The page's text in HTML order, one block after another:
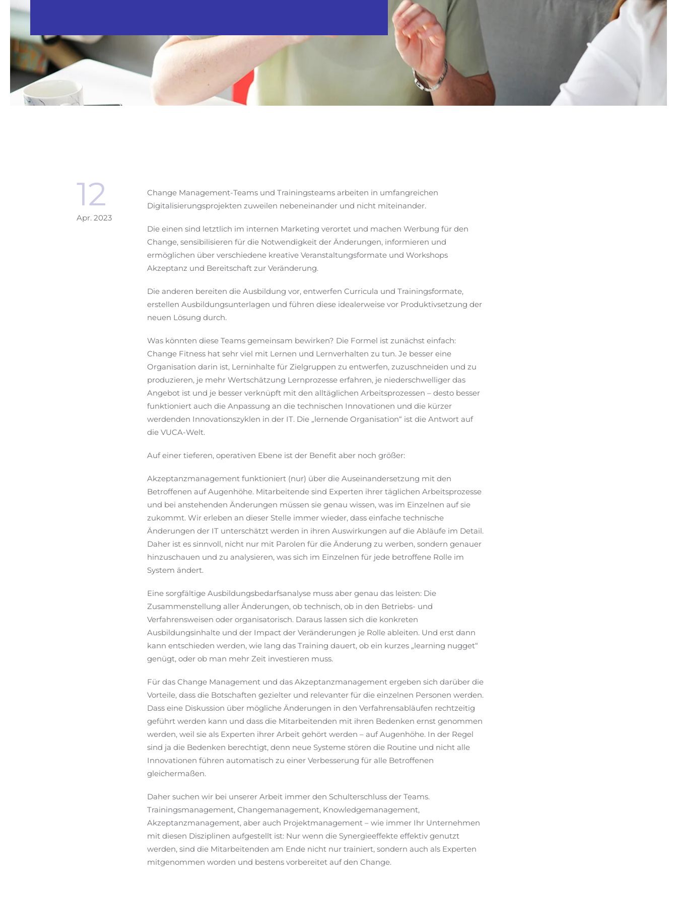
12
Apr. 2023
Change Management-Teams und Trainingsteams arbeiten in umfangreichen
Digitalisierungsprojekten zuweilen nebeneinander und nicht miteinander.
Die einen sind letztlich im internen Marketing verortet und machen Werbung für den
Change, sensibilisieren für die Notwendigkeit der Änderungen, informieren und
ermöglichen über verschiedene kreative Veranstaltungsformate und Workshops
Akzeptanz und Bereitschaft zur Veränderung.
Die anderen bereiten die Ausbildung vor, entwerfen Curricula und Trainingsformate,
erstellen Ausbildungsunterlagen und führen diese idealerweise vor Produktivsetzung der
neuen Lösung durch.
Was könnten diese Teams gemeinsam bewirken? Die Formel ist zunächst einfach:
Change Fitness hat sehr viel mit Lernen und Lernverhalten zu tun. Je besser eine
Organisation darin ist, Lerninhalte für Zielgruppen zu entwerfen, zuzuschneiden und zu
produzieren, je mehr Wertschätzung Lernprozesse erfahren, je niederschwelliger das
Angebot ist und je besser verknüpft mit den alltäglichen Arbeitsprozessen – desto besser
funktioniert auch die Anpassung an die technischen Innovationen und die kürzer
werdenden Innovationszyklen in der IT. Die „lernende Organisation“ ist die Antwort auf
die VUCA-Welt.
Auf einer tieferen, operativen Ebene ist der Benefit aber noch größer:
Akzeptanzmanagement funktioniert (nur) über die Auseinandersetzung mit den
Betroffenen auf Augenhöhe. Mitarbeitende sind Experten ihrer täglichen Arbeitsprozesse
und bei anstehenden Änderungen müssen sie genau wissen, was im Einzelnen auf sie
zukommt. Wir erleben an dieser Stelle immer wieder, dass einfache technische
Änderungen der IT unterschätzt werden in ihren Auswirkungen auf die Abläufe im Detail.
Daher ist es sinnvoll, nicht nur mit Parolen für die Änderung zu werben, sondern genauer
hinzuschauen und zu analysieren, was sich im Einzelnen für jede betroffene Rolle im
System ändert.
Eine sorgfältige Ausbildungsbedarfsanalyse muss aber genau das leisten: Die
Zusammenstellung aller Änderungen, ob technisch, ob in den Betriebs- und
Verfahrensweisen oder organisatorisch. Daraus lassen sich die konkreten
Ausbildungsinhalte und der Impact der Veränderungen je Rolle ableiten. Und erst dann
kann entschieden werden, wie lang das Training dauert, ob ein kurzes „learning nugget“
genügt, oder ob man mehr Zeit investieren muss.
Für das Change Management und das Akzeptanzmanagement ergeben sich darüber die
Vorteile, dass die Botschaften gezielter und relevanter für die einzelnen Personen werden.
Dass eine Diskussion über mögliche Änderungen in den Verfahrensabläufen rechtzeitig
geführt werden kann und dass die Mitarbeitenden mit ihren Bedenken ernst genommen
werden, weil sie als Experten ihrer Arbeit gehört werden – auf Augenhöhe. In der Regel
sind ja die Bedenken berechtigt, denn neue Systeme stören die Routine und nicht alle
Innovationen führen automatisch zu einer Verbesserung für alle Betroffenen
gleichermaßen.
Daher suchen wir bei unserer Arbeit immer den Schulterschluss der Teams.
Trainingsmanagement, Changemanagement, Knowledgemanagement,
Akzeptanzmanagement, aber auch Projektmanagement – wie immer Ihr Unternehmen
mit diesen Disziplinen aufgestellt ist: Nur wenn die Synergieeffekte effektiv genutzt
werden, sind die Mitarbeitenden am Ende nicht nur trainiert, sondern auch als Experten
mitgenommen worden und bestens vorbereitet auf den Change.